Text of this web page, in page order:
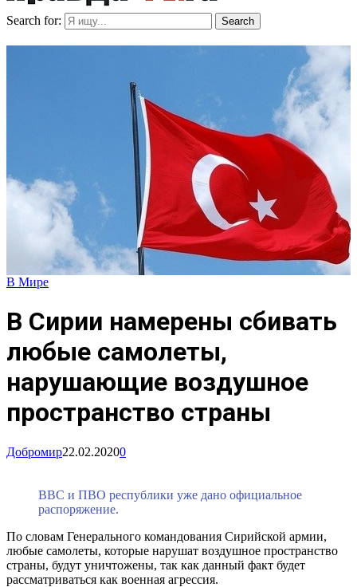
Search for: Search
В Мире
В Сирии намерены сбивать
любые самолеты,
нарушающие воздушное
пространство страны
Добромир22.02.20200
ВВС и ПВО республики уже дано официальное
распоряжение.
По словам Генерального командования Сирийской армии,
любые самолеты, которые нарушат воздушное пространство
страны, будут уничтожены, так как данный факт будет
рассматриваться как военная агрессия.